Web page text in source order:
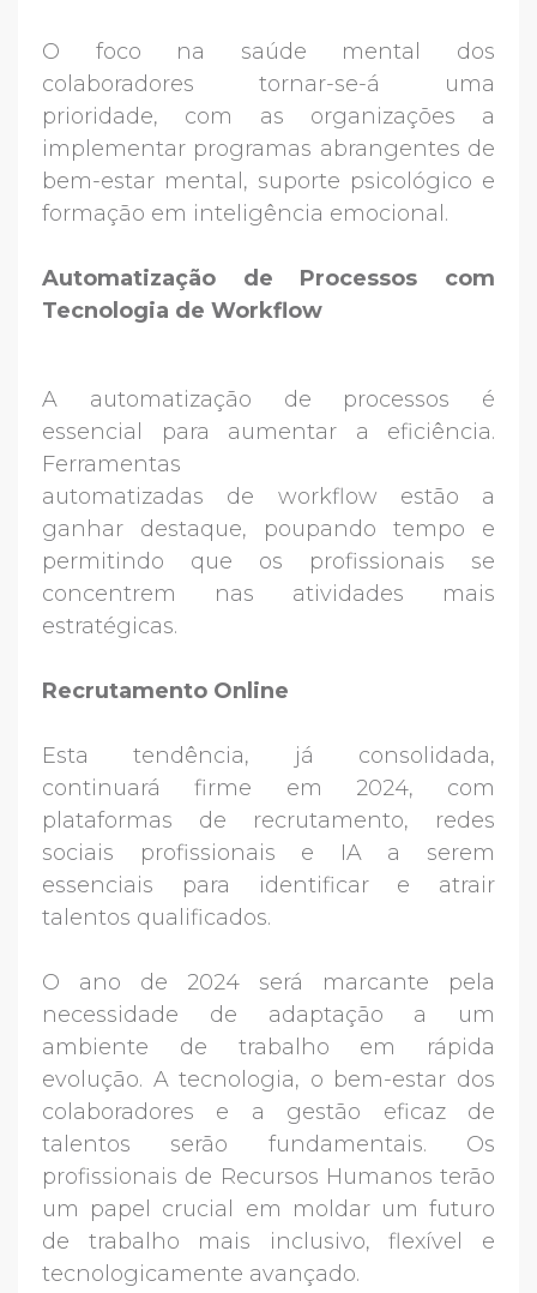
O foco na saúde mental dos
colaboradores tornar-se-á uma
prioridade, com as organizações a
implementar programas abrangentes de
bem-estar mental, suporte psicológico e
formação em inteligência emocional.
Automatização de Processos com
Tecnologia de Workflow
A automatização de processos é
essencial para aumentar a eficiência.
Ferramentas
automatizadas de workflow estão a
ganhar destaque, poupando tempo e
permitindo que os profissionais se
concentrem nas atividades mais
estratégicas.
Recrutamento Online
Esta tendência, já consolidada,
continuará firme em 2024, com
plataformas de recrutamento, redes
sociais profissionais e IA a serem
essenciais para identificar e atrair
talentos qualificados.
O ano de 2024 será marcante pela
necessidade de adaptação a um
ambiente de trabalho em rápida
evolução. A tecnologia, o bem-estar dos
colaboradores e a gestão eficaz de
talentos serão fundamentais. Os
profissionais de Recursos Humanos terão
um papel crucial em moldar um futuro
de trabalho mais inclusivo, flexível e
tecnologicamente avançado.